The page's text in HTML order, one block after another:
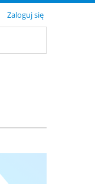
Zaloguj się